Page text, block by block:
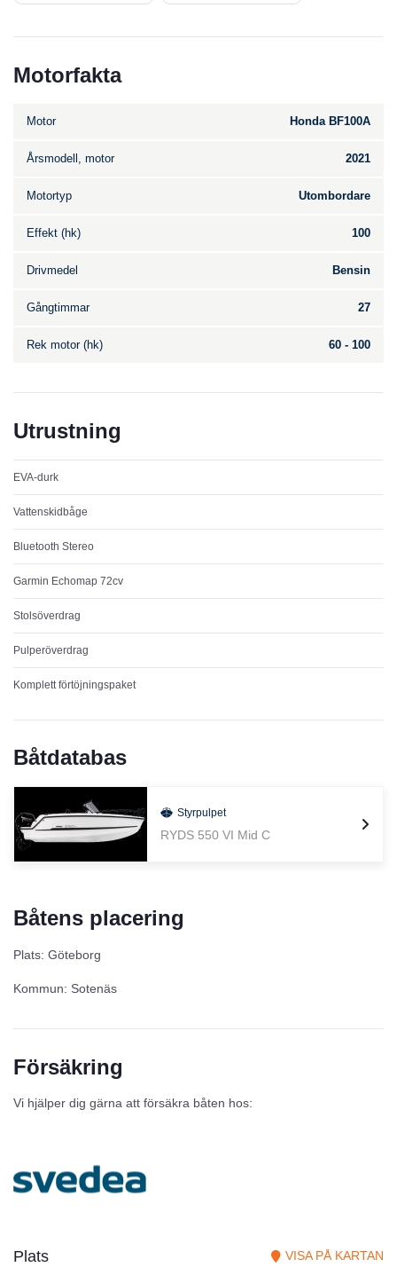
Motorfakta
Motor Honda BF100A
Årsmodell, motor 2021
Motortyp Utombordare
Effekt (hk) 100
Drivmedel Bensin
Gångtimmar 27
Rek motor (hk) 60 - 100
Utrustning
EVA-durk
Vattenskidbåge
Bluetooth Stereo
Garmin Echomap 72cv
Stolsöverdrag
Pulperöverdrag
Komplett förtöjningspaket
Båtdatabas
Styrpulpet
RYDS 550 VI Mid C
Båtens placering
Plats: Göteborg
Kommun: Sotenäs
Försäkring
Vi hjälper dig gärna att försäkra båten hos:
Plats VISA PÅ KARTAN